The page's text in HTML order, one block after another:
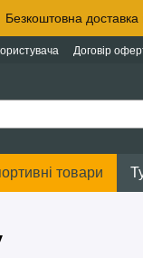
Безкоштовна
Договір
товари